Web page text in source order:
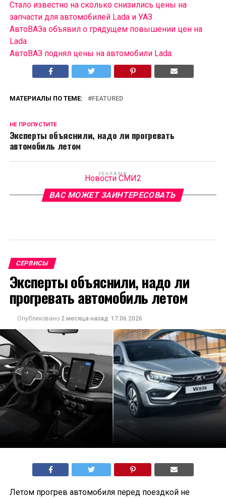
Стало известно на сколько снизились цены на
запчасти для автомобилей Lada и УАЗ
АвтоВАЗа объявил о грядущем повышении цен на
Lada
АвтоВАЗ поднял цены на автомобили Lada
МАТЕРИАЛЫ ПО ТЕМЕ: FEATURED
НЕ ПРОПУСТИТЕ
Эксперты объяснили, надо ли прогревать
автомобиль летом
РЕКЛАМА
Новости СМИ2
ВАС МОЖЕТ ЗАИНТЕРЕСОВАТЬ
СЕРВИСЫ
Эксперты объяснили, надо ли
прогревать автомобиль летом
Опубликовано 2 месяца назад 17.06.2026
Летом прогрев автомобиля перед поездкой не